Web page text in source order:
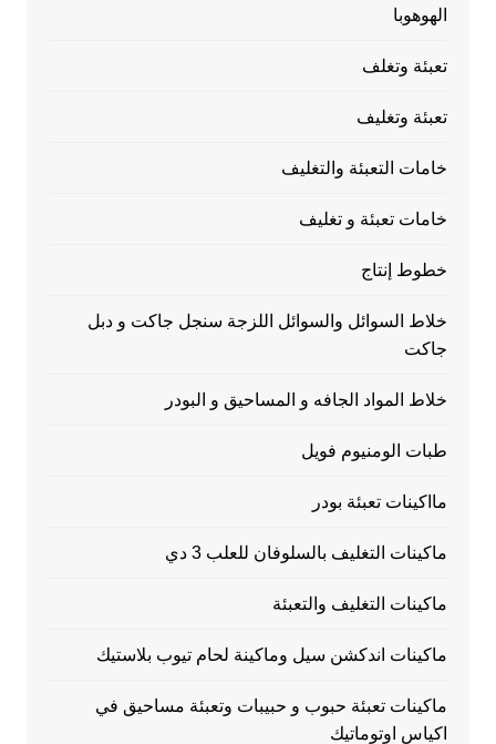
الهوهوبا
تعبئة وتغلف
تعبئة وتغليف
خامات التعبئة والتغليف
خامات تعبئة و تغليف
خطوط إنتاج
خلاط السوائل والسوائل اللزجة سنجل جاكت و دبل
جاكت
خلاط المواد الجافه و المساحيق و البودر
طبات الومنيوم فويل
مااكينات تعبئة بودر
ماكينات التغليف بالسلوفان للعلب 3 دي
ماكينات التغليف والتعبئة
ماكينات اندكشن سيل وماكينة لحام تيوب بلاستيك
ماكينات تعبئة حبوب و حبيبات وتعبئة مساحيق في
اكياس اوتوماتيك